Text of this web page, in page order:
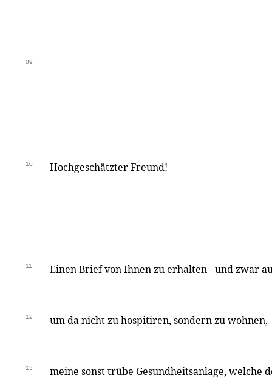
09
10 Hochgeschätzter Freund!
11 Einen Brief von Ihnen zu erhalten - und zwar
12 um da nicht zu hospitiren, sondern zu
13 meine sonst trübe Gesundheitsanlage, welche